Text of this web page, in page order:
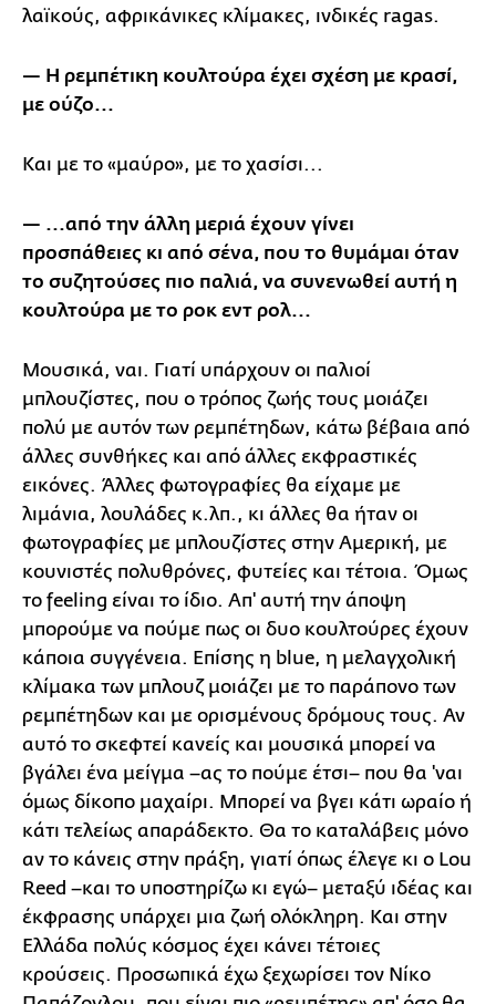
λαϊκούς, αφρικάνικες κλίμακες, ινδικές ragas.
— Η ρεμπέτικη κουλτούρα έχει σχέση με κρασί,
με ούζο...
Και με το «μαύρο», με το χασίσι...
— ...από την άλλη μεριά έχουν γίνει
προσπάθειες κι από σένα, που το θυμάμαι όταν
το συζητούσες πιο παλιά, να συνενωθεί αυτή η
κουλτούρα με το ροκ εντ ρολ...
Μουσικά, ναι. Γιατί υπάρχουν οι παλιοί
μπλουζίστες, που ο τρόπος ζωής τους μοιάζει
πολύ με αυτόν των ρεμπέτηδων, κάτω βέβαια από
άλλες συνθήκες και από άλλες εκφραστικές
εικόνες. Άλλες φωτογραφίες θα είχαμε με
λιμάνια, λουλάδες κ.λπ., κι άλλες θα ήταν οι
φωτογραφίες με μπλουζίστες στην Αμερική, με
κουνιστές πολυθρόνες, φυτείες και τέτοια. Όμως
το feeling είναι το ίδιο. Απ' αυτή την άποψη
μπορούμε να πούμε πως οι δυο κουλτούρες έχουν
κάποια συγγένεια. Επίσης η blue, η μελαγχολική
κλίμακα των μπλουζ μοιάζει με το παράπονο των
ρεμπέτηδων και με ορισμένους δρόμους τους. Αν
αυτό το σκεφτεί κανείς και μουσικά μπορεί να
βγάλει ένα μείγμα –ας το πούμε έτσι– που θα 'ναι
όμως δίκοπο μαχαίρι. Μπορεί να βγει κάτι ωραίο ή
κάτι τελείως απαράδεκτο. Θα το καταλάβεις μόνο
αν το κάνεις στην πράξη, γιατί όπως έλεγε κι ο Lou
Reed –και το υποστηρίζω κι εγώ– μεταξύ ιδέας και
έκφρασης υπάρχει μια ζωή ολόκληρη. Και στην
Ελλάδα πολύς κόσμος έχει κάνει τέτοιες
κρούσεις. Προσωπικά έχω ξεχωρίσει τον Νίκο